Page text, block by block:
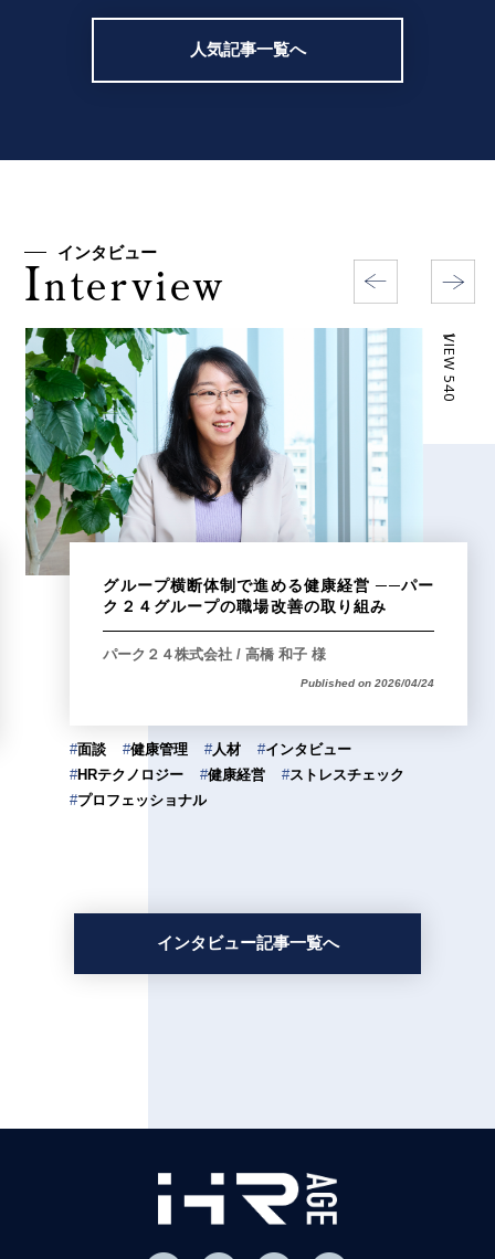
人気記事一覧へ
Interview
インタビュー
ー VIEW 540
グループ横断体制で進める健康経営 ──パー
ク２４グループの職場改善の取り組み
パーク２４株式会社 / 高橋 和子 様
Published on 2026/04/24
#面談 #健康管理 #人材 #インタビュー
#HRテクノロジー #健康経営 #ストレスチェック
#プロフェッショナル
インタビュー記事一覧へ